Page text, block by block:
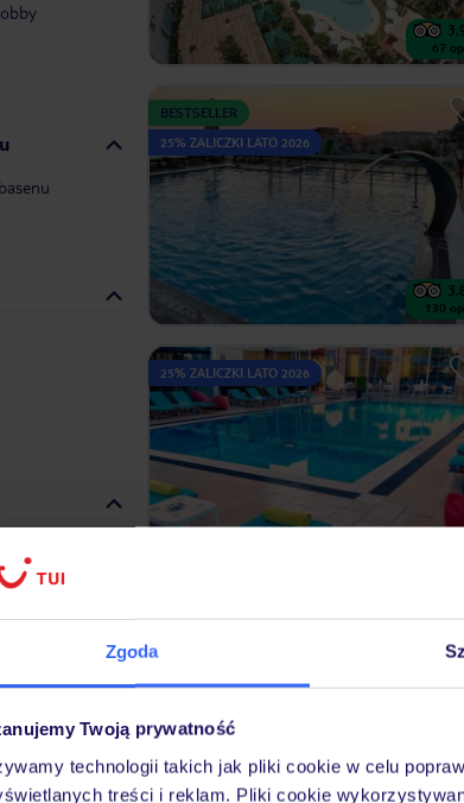
Zgoda
Twoją prywatność
technologii takich jak pliki cookie w celu
treści i reklam. Pliki cookie
67
BESTSELLER
25% ZALICZKI LATO 2026
130
25% ZALICZKI LATO 2026